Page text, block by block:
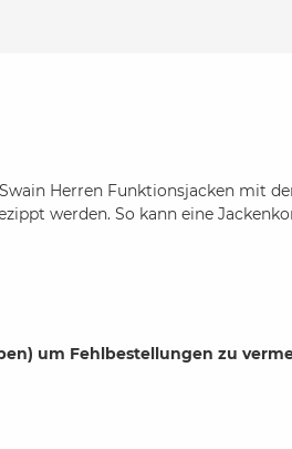
Herren Funktionsjacken mit
werden. So kann eine
um Fehlbestellungen zu